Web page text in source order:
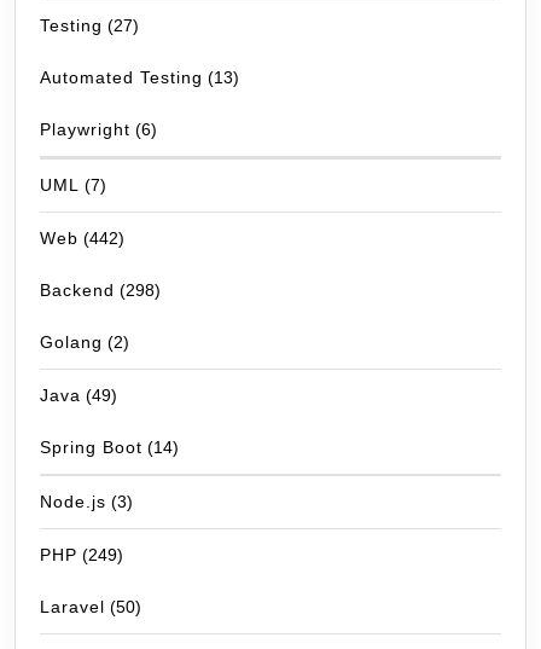
Testing (27)
Automated Testing (13)
Playwright (6)
UML (7)
Web (442)
Backend (298)
Golang (2)
Java (49)
Spring Boot (14)
Node.js (3)
PHP (249)
Laravel (50)